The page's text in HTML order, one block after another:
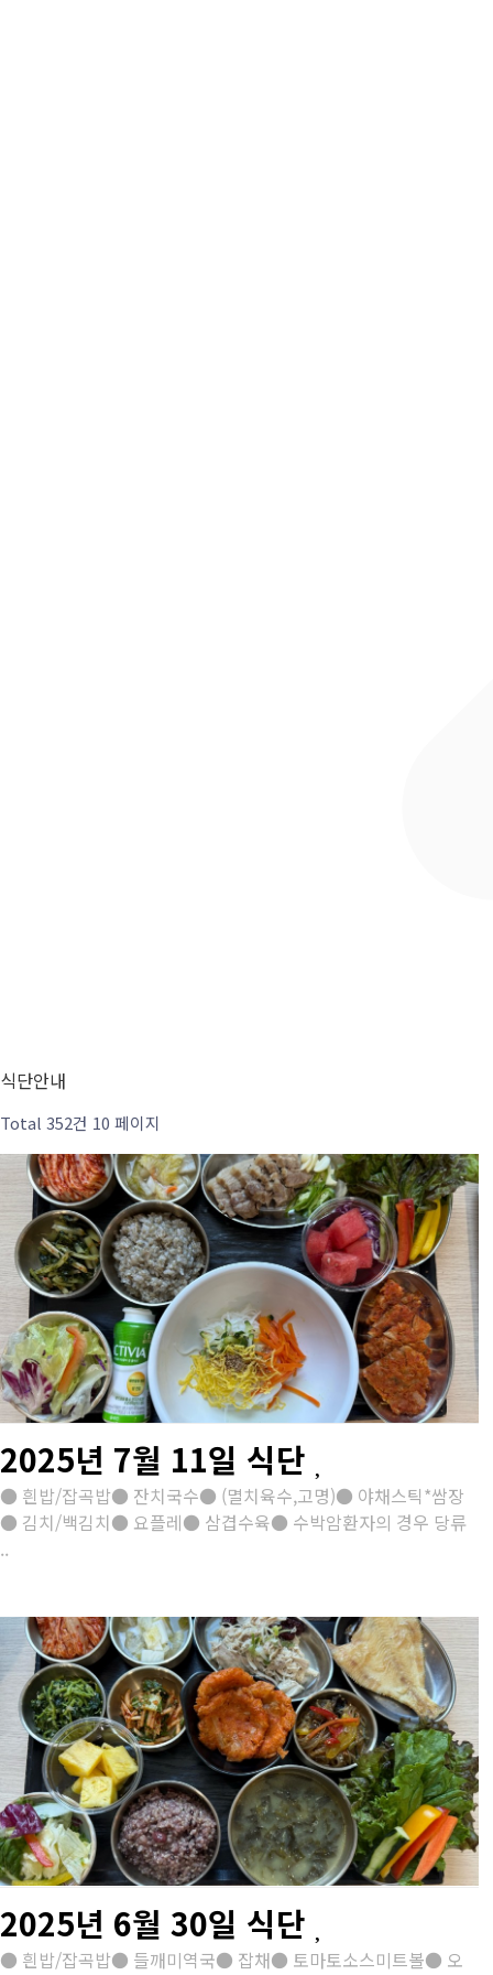
식단안내
Total 352건 10 페이지
2025년 7월 11일 식단
● 흰밥/잡곡밥● 잔치국수● (멸치육수,고명)● 야채스틱*쌈장
● 김치/백김치● 요플레● 삼겹수육● 수박암환자의 경우 당류
..
2025년 6월 30일 식단
● 흰밥/잡곡밥● 들깨미역국● 잡채● 토마토소스미트볼● 오